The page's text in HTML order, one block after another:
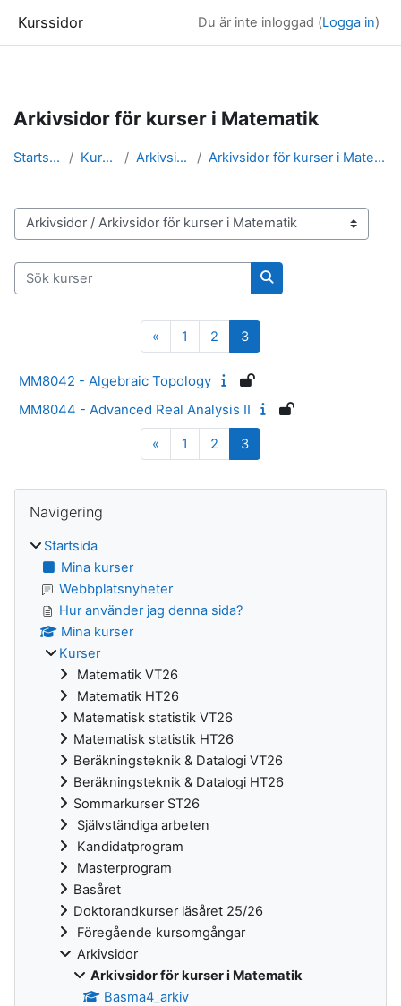
Kurssidor Du är inte inloggad (Logga in)
Arkivsidor för kurser i Matematik
Startsida Kurser Arkivsidor Arkivsidor för kurser i Matematik
Kurskategorier
Sök kurser
Sök kurser
« Föregående sida
1 Sida 1
2 Sida 2
3Sida 3
MM8042 - Algebraic Topology
MM8044 - Advanced Real Analysis II
« Föregående sida
1 Sida 1
2 Sida 2
3Sida 3
Block
Navigering
Startsida
Mina kurser
Webbplatsnyheter
Hur använder jag denna sida?
Mina kurser
Kurser
Matematik VT26
Matematik HT26
Matematisk statistik VT26
Matematisk statistik HT26
Beräkningsteknik & Datalogi VT26
Beräkningsteknik & Datalogi HT26
Sommarkurser ST26
Självständiga arbeten
Kandidatprogram
Masterprogram
Basåret
Doktorandkurser läsåret 25/26
Föregående kursomgångar
Arkivsidor
Arkivsidor för kurser i Matematik
Basma4_arkiv